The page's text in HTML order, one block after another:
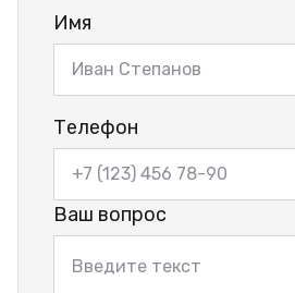
Имя
Телефон
Ваш вопрос